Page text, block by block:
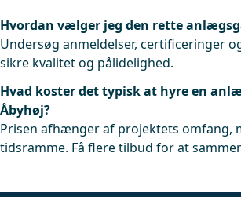
Hvordan vælger jeg den rette
Undersøg anmeldelser, certificeringer
sikre kvalitet og pålidelighed.
Hvad koster det typisk at hyre en
Åbyhøj?
Prisen afhænger af projektets omfang,
tidsramme. Få flere tilbud for at